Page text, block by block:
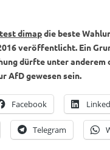
dimapdie beste
veröffentlicht. Ein
dürfte unter anderem
AfD gewesen sein.
Facebook
Telegram